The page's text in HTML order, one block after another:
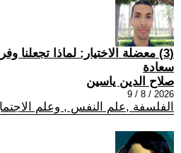
(3) معضلة الاختيار: لماذا تجعلنا
سعادة
صلاح الدين ياسين
2026 / 8 / 9
الفلسفة ,علم النفس , وعلم